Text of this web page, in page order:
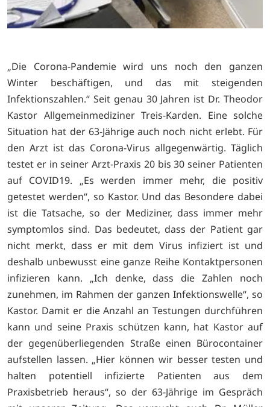
„Die Corona-Pandemie wird uns noch den ganzen
Winter beschäftigen, und das mit steigenden
Infektionszahlen.“ Seit genau 30 Jahren ist Dr. Theodor
Kastor Allgemeinmediziner Treis-Karden. Eine solche
Situation hat der 63-Jährige auch noch nicht erlebt. Für
den Arzt ist das Corona-Virus allgegenwärtig. Täglich
testet er in seiner Arzt-Praxis 20 bis 30 seiner Patienten
auf COVID19. „Es werden immer mehr, die positiv
getestet werden“, so Kastor. Und das Besondere dabei
ist die Tatsache, so der Mediziner, dass immer mehr
symptomlos sind. Das bedeutet, dass der Patient gar
nicht merkt, dass er mit dem Virus infiziert ist und
deshalb unbewusst eine ganze Reihe Kontaktpersonen
infizieren kann. „Ich denke, dass die Zahlen noch
zunehmen, im Rahmen der ganzen Infektionswelle“, so
Kastor. Damit er die Anzahl an Testungen durchführen
kann und seine Praxis schützen kann, hat Kastor auf
der gegenüberliegenden Straße einen Bürocontainer
aufstellen lassen. „Hier können wir besser testen und
halten potentiell infizierte Patienten aus dem
Praxisbetrieb heraus“, so der 63-Jährige im Gespräch